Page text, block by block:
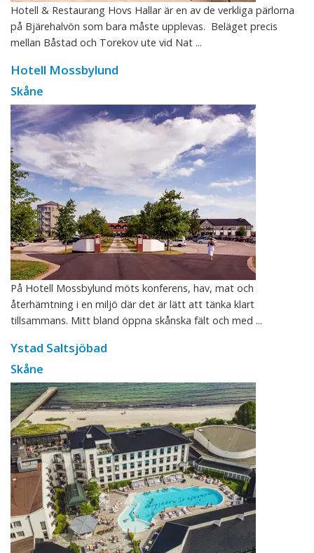
Hotell & Restaurang Hovs Hallar är en av de verkliga pärlorna
på Bjärehalvön som bara måste upplevas. Beläget precis
mellan Båstad och Torekov ute vid Nat ...
Hotell Mossbylund
Skåne
På Hotell Mossbylund möts konferens, hav, mat och
återhämtning i en miljö där det är lätt att tänka klart
tillsammans. Mitt bland öppna skånska fält och med ...
Ystad Saltsjöbad
Skåne